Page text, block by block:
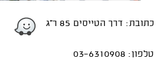
כתובת: דרך הטייסים 85 ר''ג
טלפון: 03-6310908